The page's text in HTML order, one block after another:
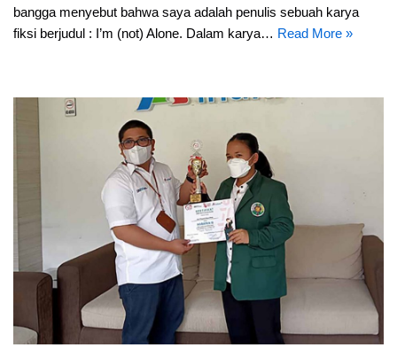
bangga menyebut bahwa saya adalah penulis sebuah karya
fiksi berjudul : I’m (not) Alone. Dalam karya… Read More »